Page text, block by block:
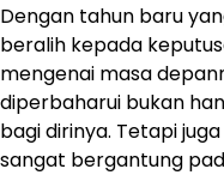
Dengan tahun baru
beralih kepada
mengenai masa
diperbaharui bukan
bagi dirinya. Tetapi
sangat bergantung